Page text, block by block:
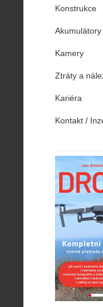
Konstrukce
Akumulátory
Kamery
Ztráty a
Kariéra
Kontakt /